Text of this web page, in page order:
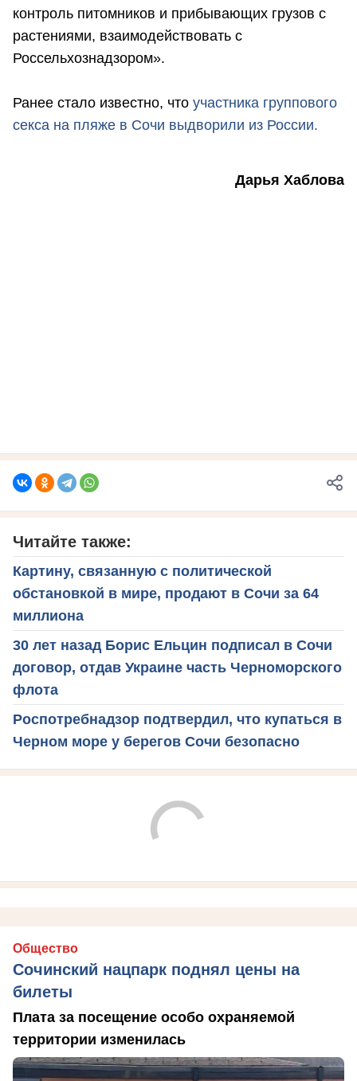
контроль питомников и прибывающих грузов с
растениями, взаимодействовать с
Россельхознадзором».
Ранее стало известно, что участника группового
секса на пляже в Сочи выдворили из России.
Дарья Хаблова
Читайте также:
Картину, связанную с политической
обстановкой в мире, продают в Сочи за 64
миллиона
30 лет назад Борис Ельцин подписал в Сочи
договор, отдав Украине часть Черноморского
флота
Роспотребнадзор подтвердил, что купаться в
Черном море у берегов Сочи безопасно
Общество
Сочинский нацпарк поднял цены на
билеты
Плата за посещение особо охраняемой
территории изменилась